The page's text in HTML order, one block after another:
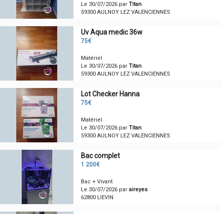
Le 30/07/2026 parTitan
59300 AULNOY LEZ VALENCIENNES
Uv Aqua medic 36w
75€
Matériel
Le 30/07/2026 parTitan
59300 AULNOY LEZ VALENCIENNES
Lot Checker Hanna
75€
Matériel
Le 30/07/2026 parTitan
59300 AULNOY LEZ VALENCIENNES
Bac complet
1 200€
Bac + Vivant
Le 30/07/2026 paraireyes
62800 LIEVIN